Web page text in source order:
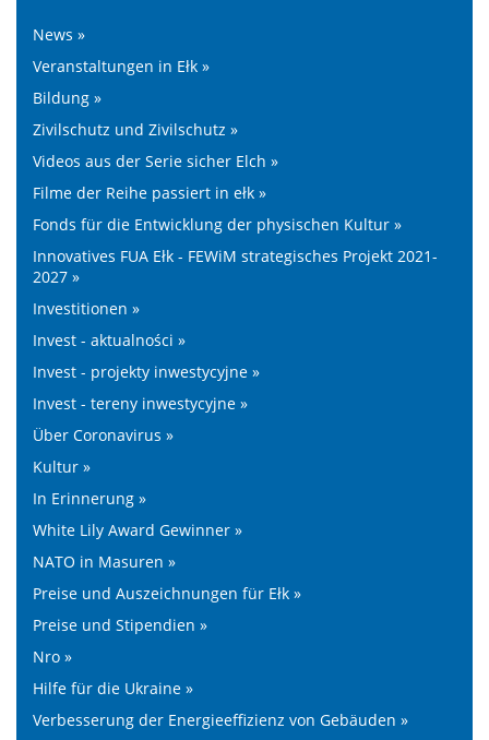
News »
Veranstaltungen in Ełk »
Bildung »
Zivilschutz und Zivilschutz »
Videos aus der Serie sicher Elch »
Filme der Reihe passiert in ełk »
Fonds für die Entwicklung der physischen Kultur »
Innovatives FUA Ełk - FEWiM strategisches Projekt 2021-
2027 »
Investitionen »
Invest - aktualności »
Invest - projekty inwestycyjne »
Invest - tereny inwestycyjne »
Über Coronavirus »
Kultur »
In Erinnerung »
White Lily Award Gewinner »
NATO in Masuren »
Preise und Auszeichnungen für Ełk »
Preise und Stipendien »
Nro »
Hilfe für die Ukraine »
Verbesserung der Energieeffizienz von Gebäuden »